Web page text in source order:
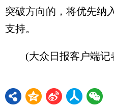
突破方向的，将优先纳
支持。
(大众日报客户端记